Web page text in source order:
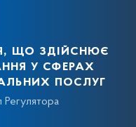
що здійснює
у сферах
послуг
Регулятора